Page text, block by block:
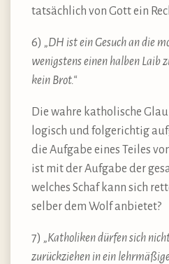
tatsächlich von Gott ein
6) „DH ist ein Gesuch an die
wenigstens einen halben Laib
kein Brot.“
Die wahre katholische
logisch und folgerichtig
die Aufgabe eines Teiles
ist mit der Aufgabe der
welches Schaf kann sich
selber dem Wolf anbietet?
7) „Katholiken dürfen sich
zurückziehen in ein